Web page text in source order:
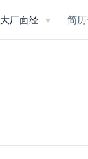
大厂面经 简